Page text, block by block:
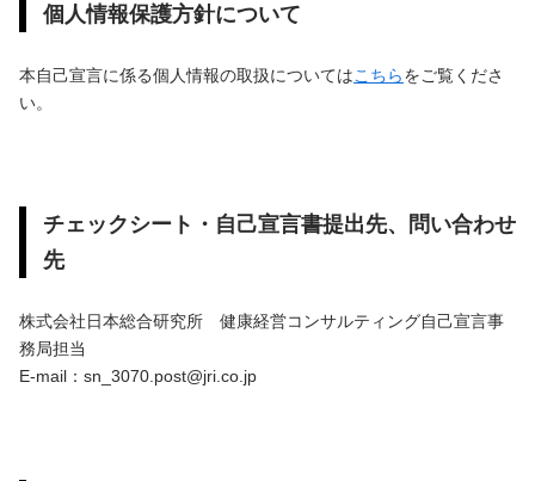
個人情報保護方針について
本自己宣言に係る個人情報の取扱についてはこちらをご覧くださ
い。
チェックシート・自己宣言書提出先、問い合わせ
先
株式会社日本総合研究所 健康経営コンサルティング自己宣言事
務局担当
E-mail：sn_3070.post@jri.co.jp